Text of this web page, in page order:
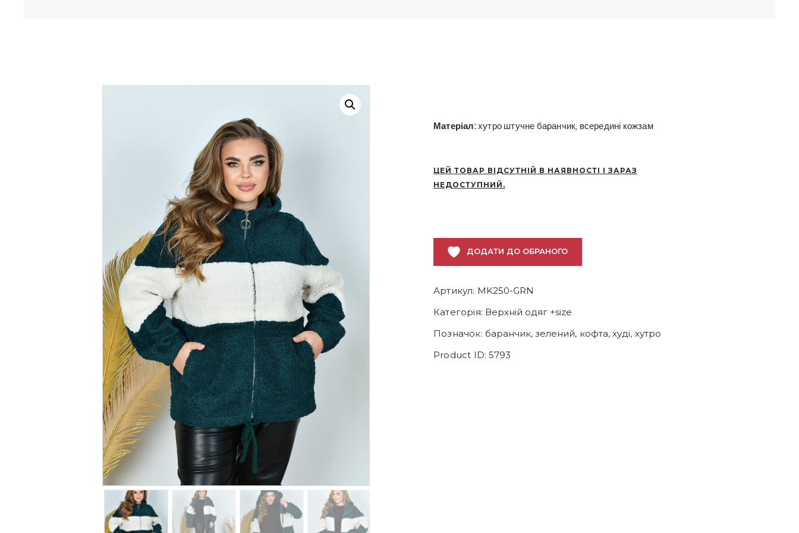
Матеріал:хутро штучне баранчик, всередині кожзам
ЦЕЙ ТОВАР ВІДСУТНІЙ В НАЯВНОСТІ І ЗАРАЗ
НЕДОСТУПНИЙ.
ДОДАТИ ДО ОБРАНОГО
Артикул: MK250-GRN
Категорія: Верхній одяг +size
Позначок: баранчик,зелений, кофта,худі, хутро
Product ID:5793